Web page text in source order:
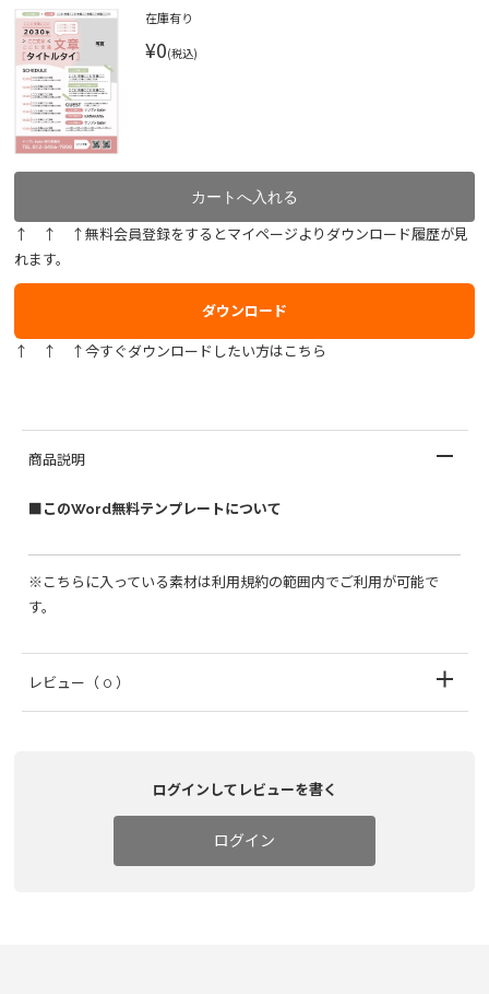
在庫有り
¥0(税込)
↑ ↑ ↑無料会員登録をするとマイページよりダウンロード履歴が見
れます。
ダウンロード
↑ ↑ ↑今すぐダウンロードしたい方はこちら
商品説明
■このWord無料テンプレートについて
※こちらに入っている素材は利用規約の範囲内でご利用が可能で
す。
レビュー （ 0 ）
ログインしてレビューを書く
ログイン